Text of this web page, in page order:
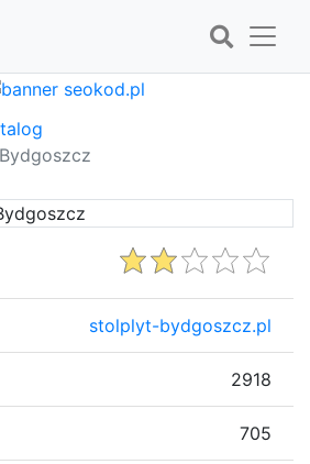
stolplyt-bydgoszcz.pl
2918
705